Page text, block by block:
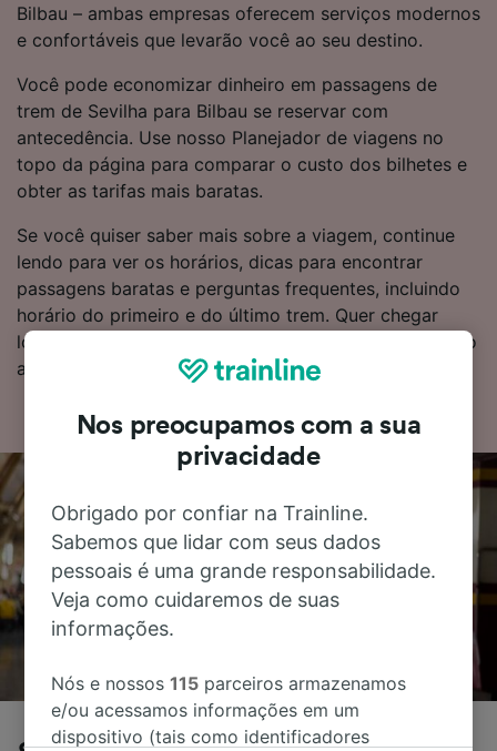
Bilbau – ambas empresas oferecem serviços modernos
e confortáveis que levarão você ao seu destino.
Você pode economizar dinheiro em passagens de
trem de Sevilha para Bilbau se reservar com
antecedência. Use nosso Planejador de viagens no
topo da página para comparar o custo dos bilhetes e
obter as tarifas mais baratas.
Se você quiser saber mais sobre a viagem, continue
lendo para ver os horários, dicas para encontrar
passagens baratas e perguntas frequentes, incluindo
horário do primeiro e do último trem. Quer chegar
logo na parte da reserva? Comece sua busca conosco
agora mesmo!
Nos preocupamos com a sua
privacidade
Obrigado por confiar na Trainline.
Sabemos que lidar com seus dados
pessoais é uma grande responsabilidade.
Veja como cuidaremos de suas
informações.
Nós e nossos115 parceiros armazenamos
e/ou acessamos informações em um
dispositivo (tais como identificadores